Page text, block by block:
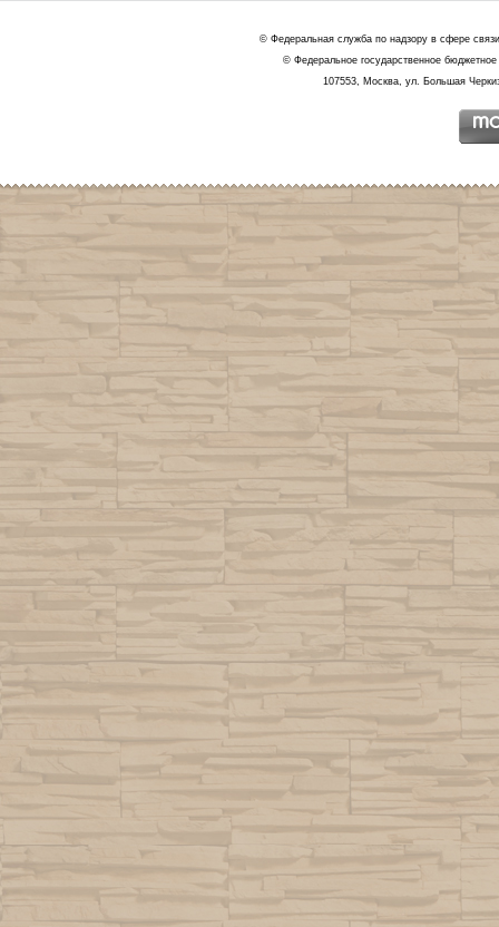
© Федеральная служба по надзору в сфере
© Федеральное государственное
107553, Москва, ул. Большая